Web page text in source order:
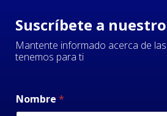
Suscríbete a
Mantente informado acerca de
tenemos para ti
Nombre *